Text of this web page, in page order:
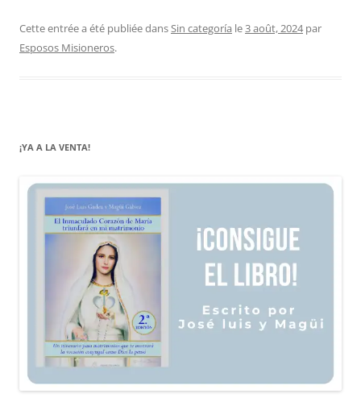
Cette entrée a été publiée dansSin categoría le3 août, 2024 par
Esposos Misioneros.
¡YA A LA VENTA!